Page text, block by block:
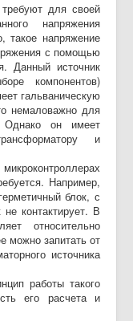
для своей
напряжения
такое напряжение
с помощью
Данный источник
компонентов)
гальваническую
немаловажно для
Однако он имеет
и
Например,
блок, с
контактирует. В
относительно
можно запитать от
источника
работы такого
его расчета и